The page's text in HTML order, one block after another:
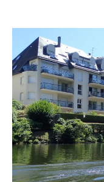
S’ORGANISER
UNE
VIRÉE
EN
CANOË-
KAYAK
SUR
L’ORNE,
À
CAEN